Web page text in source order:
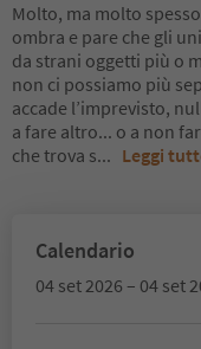
Molto, ma molto
ombra e pare che gli
da strani oggetti più o
non ci possiamo più
accade l’imprevisto,
a fare altro... o a non
che trova s... Leggi
Calendario
04 set 2026 – 04 set